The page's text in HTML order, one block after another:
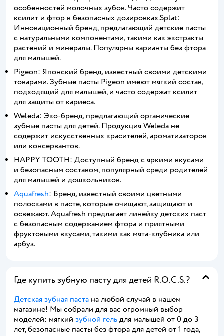
особенностей молочных зубов. Часто содержит
ксилит и фтор в безопасных дозировках.Splat:
Инновационный бренд, предлагающий детские пасты
с натуральными компонентами, такими как экстракты
растений и минералы. Популярны варианты без фтора
для малышей.
Pigeon: Японский бренд, известный своими детскими
товарами. Зубные пасты Pigeon имеют мягкий состав,
подходящий для малышей, и часто содержат ксилит
для защиты от кариеса.
Weleda: Эко-бренд, предлагающий органические
зубные пасты для детей. Продукция Weleda не
содержит искусственных красителей, ароматизаторов
или консервантов.
HAPPY TOOTH: Доступный бренд с яркими вкусами
и безопасным составом, популярный среди родителей
для малышей и дошкольников.
Aquafresh: Бренд, известный своими цветными
полосками в пасте, которые очищают, защищают и
освежают. Aquafresh предлагает линейку детских паст
с безопасным содержанием фтора и приятными
фруктовыми вкусами, такими как мята-клубника или
арбуз.
Где купить зубную пасту для детей R.O.C.S.?
Детская зубная паста на любой случай в нашем
магазине! Мы собрали для вас огромный выбор
моделей: мягкий зубной гель для малышей от 0 до 3
лет, безопасные пасты без фтора для детей от 1 года,